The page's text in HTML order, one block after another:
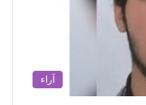
آراء